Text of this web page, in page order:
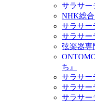
サラサー
NHK総合
サラサー
サラサー
弦楽器専
ち』
サラサー
サラサー
サラサー